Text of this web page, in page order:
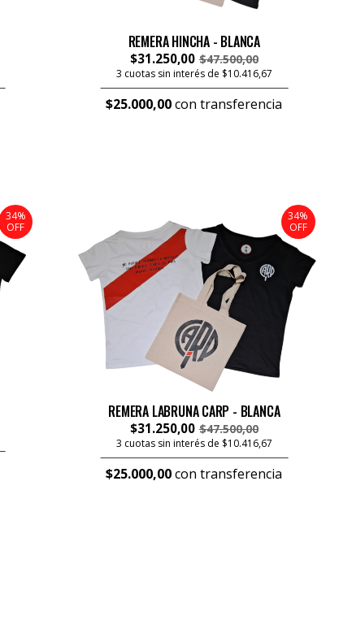
REMERA HINCHA - BLANCA
$31.250,00 $47.500,00
3 cuotas sin interés de $10.416,67
$25.000,00con transferencia
34%
OFF
34%
OFF
REMERA LABRUNA CARP - BLANCA
$31.250,00 $47.500,00
3 cuotas sin interés de $10.416,67
$25.000,00con transferencia